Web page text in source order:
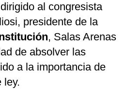
al congresista
presidente de la
, Salas Arenas
de absolver las
a la importancia de
ley.